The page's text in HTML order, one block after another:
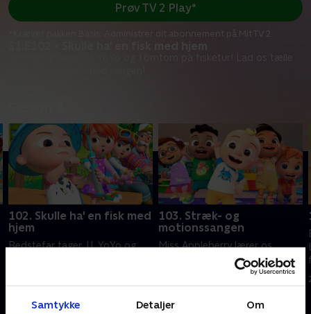
Samtykke Detaljer Om
Prøv TV 2 Play*
*Kræver pakken Basis. Administrer dit abonnement på Mit TV 2.
102. Skulle ha' en fisk med
hjem
Bedstefar tager JJ, YoYo og
sangen!
25. juni 2022 • 3 min
103. Stræk- og
motionssangen
Miss Appleberry lærer os,
hvordan vi skal strække vores
kroppe! Så kom alle sammen!
Lad os stå op og øve os
25. juni 2022 • 2 min